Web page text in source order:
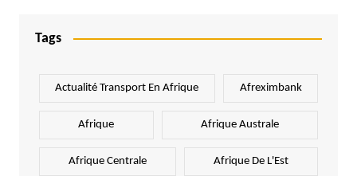
Tags
Actualité Transport En Afrique Afreximbank
Afrique Afrique Australe
Afrique Centrale Afrique De L'Est